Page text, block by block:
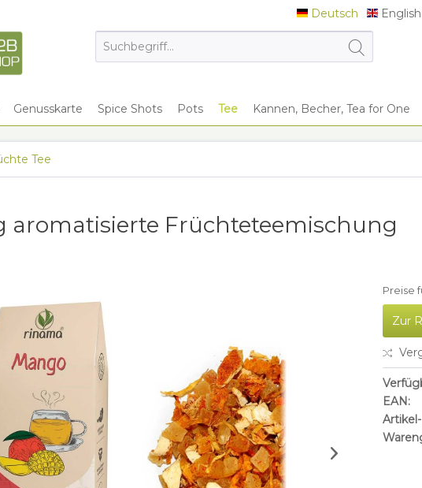
Deutsch
Deutsch English
English
Genusskarte Spice Shots Pots Tee Kannen, Becher, Tea for One
Tee
aromatisierte Früchteteemischung
Preise
Zur
EAN: